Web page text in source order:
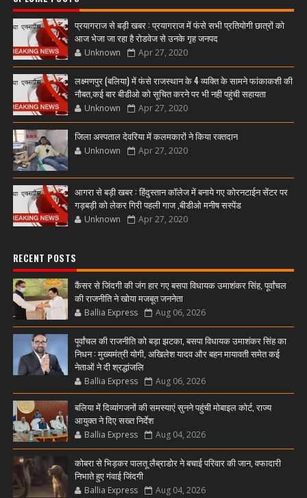
प्रयागराज से बड़ी खबर : प्रयागराज में फंसे सभी प्रतियोगी छात्रों को
आज भेजा जा रहा है रोडवेज से उनके गृह जनपद
Unknown Apr 27, 2020
लक्ष्मणपुर (बलिया) में फंसे राजस्थान के 4 व्यक्ति के सामने फांकाकशी की
नौबत,कई बार बीडीओ को सूचित करने पर भी नही पहुंची सहायता
Unknown Apr 27, 2020
जिला अस्पताल देवरिया में कलमकारों ने किया रक्तदान
Unknown Apr 27, 2020
आगरा से बड़ी खबर : हिंदुस्तान कॉलेज में बनाये गए कोरनटाईन सेंटर पर
गड़बड़ी को लेकर गिरी पहली गाज ,बीडीओ मनीष सस्पेंड
Unknown Apr 27, 2020
RECENT POSTS
कैंसर से जिंदगी की जंग हार गए बसपा विधायक उमाशंकर सिंह, पूर्वांचल
की राजनीति ने खोया मजबूत जननेता
Ballia Express Aug 06, 2026
पूर्वांचल की राजनीति को बड़ा झटका, बसपा विधायक उमाशंकर सिंह का
निधन : मुख्यमंत्री योगी, अखिलेश यादव और बहन मायावती समेत कई
नेताओं ने दी श्रद्धांजलि
Ballia Express Aug 06, 2026
बलिया में दिव्यांगजनों की समस्याएं सुनने पहुंची मोबाइल कोर्ट, राज्य
आयुक्त ने दिए सख्त निर्देश
Ballia Express Aug 04, 2026
कोबरा से भिड़कर पालतू लैब्राडोर ने बचाई परिवार की जान, वफादारी
निभाते हुए गंवाई जिंदगी
Ballia Express Aug 04, 2026